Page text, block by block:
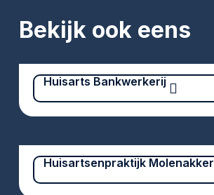
Bekijk ook eens
Huisarts Bankwerkerij
Huisartsenpraktijk Molenakker